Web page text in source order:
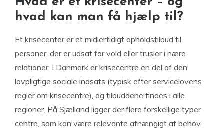
hvad kan man få hjælp til?
Et krisecenter er et midlertidigt opholdstilbud til
personer, der er udsat for vold eller trusler i nære
relationer. I Danmark er krisecentre en del af den
lovpligtige sociale indsats (typisk efter servicelovens
regler om krisecentre), og tilbuddene findes i alle
regioner. På Sjælland ligger der flere forskellige typer
centre, som kan være relevante afhængigt af behov,